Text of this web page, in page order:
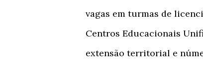
vagas em turmas de
Centros Educacionais
extensão territorial e